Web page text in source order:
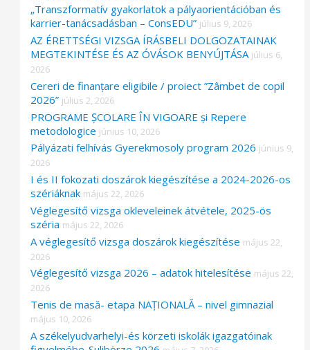
„Transzformatív gyakorlatok a pályaorientációban és
karrier-tanácsadásban – ConsEDU” július 9, 2026
AZ ÉRETTSÉGI VIZSGA ÍRÁSBELI DOLGOZATAINAK
MEGTEKINTÉSE ÉS AZ ÓVÁSOK BENYÚJTÁSA július 6,
2026
Cereri de finanțare eligibile / proiect ”Zâmbet de copil
2026” július 2, 2026
PROGRAME ȘCOLARE ÎN VIGOARE și Repere
metodologice június 10, 2026
Pályázati felhívás Gyerekmosoly program 2026 június 9,
2026
I és II fokozati doszárok kiegészítése a 2024-2026-os
szériáknak május 22, 2026
Véglegesítő vizsga okleveleinek átvétele, 2025-ös
széria május 22, 2026
A véglegesítő vizsga doszárok kiegészítése május 22,
2026
Véglegesítő vizsga 2026 – adatok hitelesítése május 22,
2026
Tenis de masă- etapa NAȚIONALĂ – nivel gimnazial
május 10, 2026
A székelyudvarhelyi-és körzeti iskolák igazgatóinak